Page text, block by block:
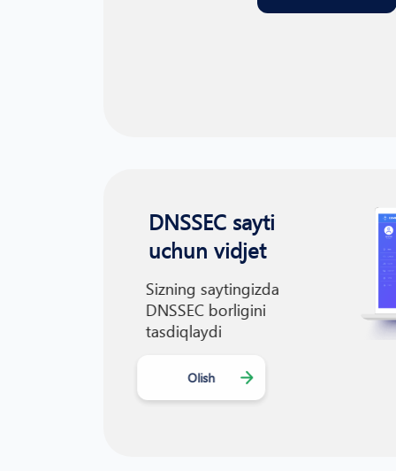
DNSSEC sayti
uchun vidjet
Sizning saytingizda
DNSSEC borligini
tasdiqlaydi
Olish